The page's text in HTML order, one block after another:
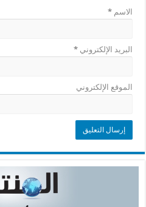
الاسم*
البريد الإلكتروني*
الموقع الإلكتروني